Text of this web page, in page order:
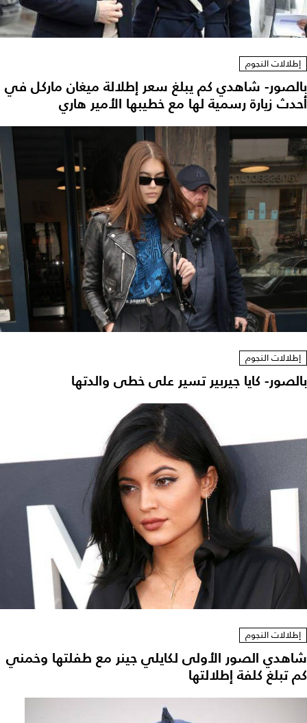
إطلالات النجوم
بالصور- شاهدي كم يبلغ سعر إطلالة ميغان ماركل في
أحدث زيارة رسمية لها مع خطيبها الأمير هاري
إطلالات النجوم
بالصور- كايا جيربير تسير على خطى والدتها‎
إطلالات النجوم
شاهدي الصور الأولى لكايلي جينر مع طفلتها وخمني
كم تبلغ كلفة إطلالتها ‎